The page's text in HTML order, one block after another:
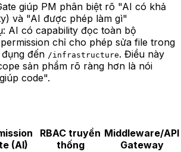
giúp PM phân biệt rõ "AI có khả
và "AI được phép làm gì"
AI có capability đọc toàn bộ
chỉ cho phép sửa file trong
đến /infrastructure. Điều này
sản phẩm rõ ràng hơn là nói
code".
(AI)
RBAC truyền
thống
Middleware/API
Gateway